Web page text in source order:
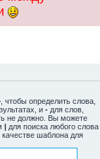
, чтобы определить слова,
и - для слов,
не должно. Вы можете
| для поиска любого слова
качестве шаблона для